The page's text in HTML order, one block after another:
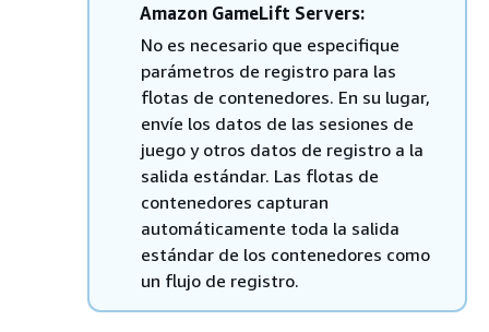
Amazon GameLift Servers:
No es necesario que especifique
parámetros de registro para las
flotas de contenedores. En su lugar,
envíe los datos de las sesiones de
juego y otros datos de registro a la
salida estándar. Las flotas de
contenedores capturan
automáticamente toda la salida
estándar de los contenedores como
un flujo de registro.